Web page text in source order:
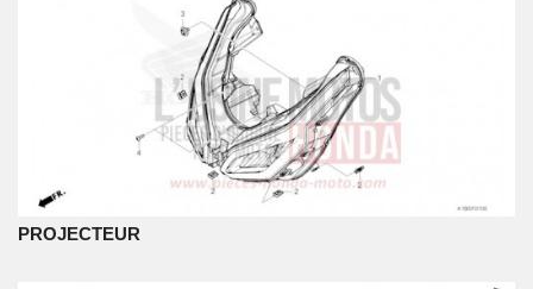
PROJECTEUR